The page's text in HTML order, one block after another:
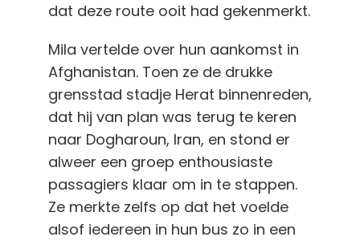
dat deze route ooit had gekenmerkt.
Mila vertelde over hun aankomst in
Afghanistan. Toen ze de drukke
grensstad stadje Herat binnenreden,
dat hij van plan was terug te keren
naar Dogharoun, Iran, en stond er
alweer een groep enthousiaste
passagiers klaar om in te stappen.
Ze merkte zelfs op dat het voelde
alsof iedereen in hun bus zo in een